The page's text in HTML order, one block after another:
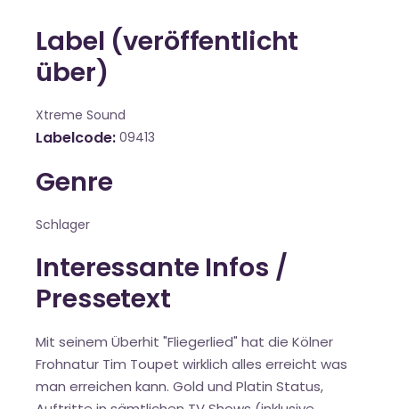
Label (veröffentlicht
über)
Xtreme Sound
Labelcode 09413
Genre
Schlager
Interessante Infos /
Pressetext
Mit seinem Überhit "Fliegerlied" hat die Kölner
Frohnatur Tim Toupet wirklich alles erreicht was
man erreichen kann. Gold und Platin Status,